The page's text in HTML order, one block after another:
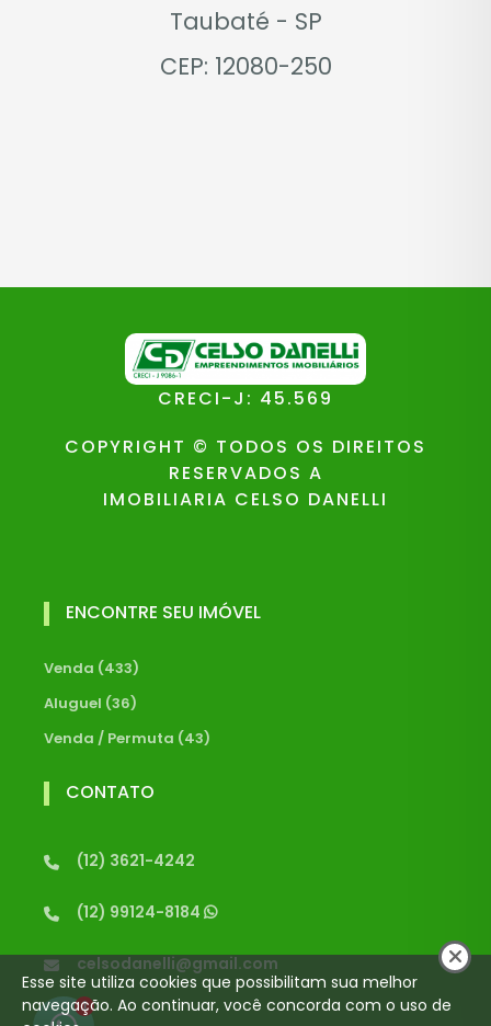
Taubaté - SP
CEP: 12080-250
CRECI-J: 45.569
COPYRIGHT © TODOS OS DIREITOS
RESERVADOS A
IMOBILIARIA CELSO DANELLI
ENCONTRE SEU IMÓVEL
Venda (433)
Aluguel (36)
Venda / Permuta (43)
CONTATO
(12) 3621-4242
(12) 99124-8184
celsodanelli@gmail.com
1
Esse site utiliza cookies que possibilitam sua melhor
navegação. Ao continuar, você concorda com o uso de